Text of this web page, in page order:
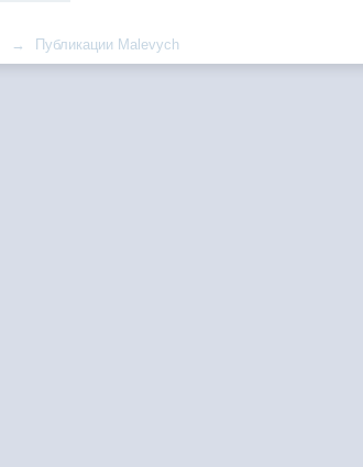
→ Публикации Malevych